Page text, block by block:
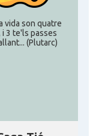
vida son quatre
i 3 te'ls passes
(Plutarc)